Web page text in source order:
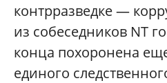
контрразведке —
из собеседников NT
конца похоронена
единого